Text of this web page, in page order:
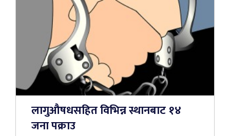
लागुऔषधसहित विभिन्न स्थानबाट १४
जना पक्राउ